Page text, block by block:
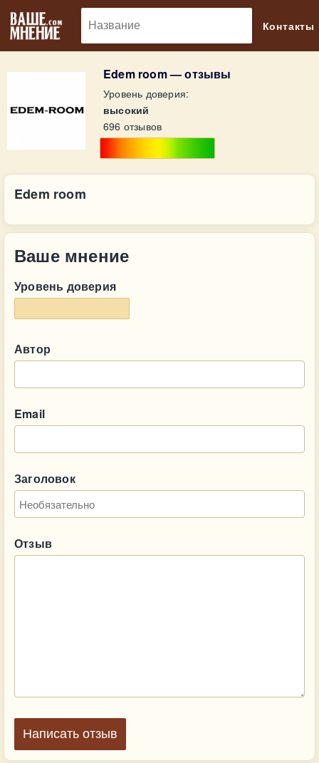
Контакты
Edem room — отзывы
Уровень доверия:
высокий
696 отзывов
Edem room
Ваше мнение
Уровень доверия
Автор
Email
Заголовок
Отзыв
Написать отзыв